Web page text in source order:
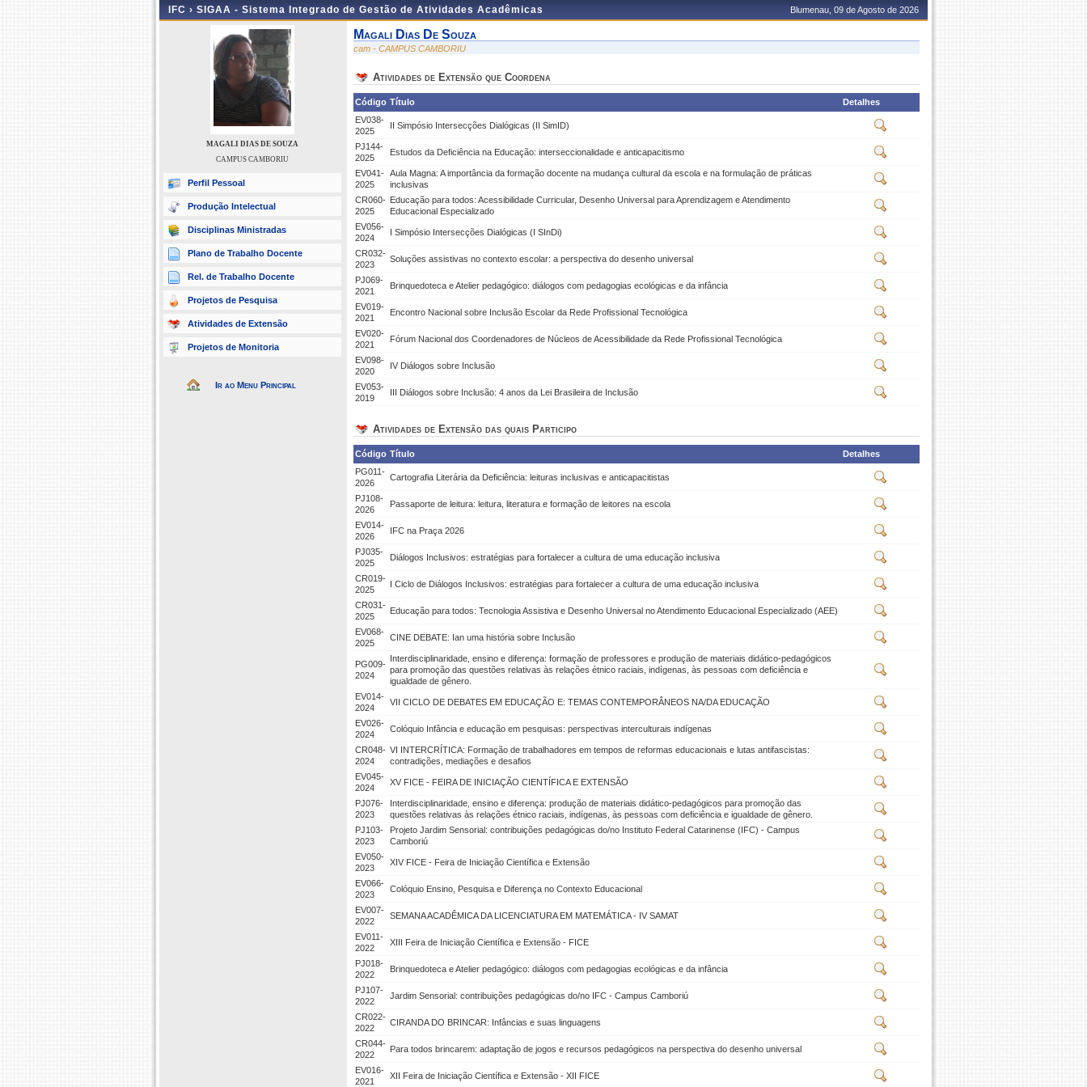
IFC › SIGAA - Sistema Integrado de Gestão de Atividades Acadêmicas Blumenau, 09 de Agosto de 2026
MAGALI DIAS DE SOUZA
CAMPUS CAMBORIU
Perfil Pessoal
Produção Intelectual
Disciplinas Ministradas
Plano de Trabalho Docente
Rel. de Trabalho Docente
Projetos de Pesquisa
Atividades de Extensão
Projetos de Monitoria
Ir ao Menu Principal
Magali Dias De Souza
cam - CAMPUS CAMBORIU
Atividades de Extensão que Coordena
Código Título
Detalhes
EV038-
2025
II Simpósio Intersecções Dialógicas (II SimID)
PJ144-
2025
Estudos da Deficiência na Educação: interseccionalidade e anticapacitismo
EV041-
2025
Aula Magna: A importância da formação docente na mudança cultural da escola e na formulação de práticas
inclusivas
CR060-
2025
Educação para todos: Acessibilidade Curricular, Desenho Universal para Aprendizagem e Atendimento
Educacional Especializado
EV056-
2024
I Simpósio Intersecções Dialógicas (I SInDi)
CR032-
2023
Soluções assistivas no contexto escolar: a perspectiva do desenho universal
PJ069-
2021
Brinquedoteca e Atelier pedagógico: diálogos com pedagogias ecológicas e da infância
EV019-
2021
Encontro Nacional sobre Inclusão Escolar da Rede Profissional Tecnológica
EV020-
2021
Fórum Nacional dos Coordenadores de Núcleos de Acessibilidade da Rede Profissional Tecnológica
EV098-
2020
IV Diálogos sobre Inclusão
EV053-
2019
III Diálogos sobre Inclusão: 4 anos da Lei Brasileira de Inclusão
Atividades de Extensão das quais Participo
Código Título
Detalhes
PG011-
2026
Cartografia Literária da Deficiência: leituras inclusivas e anticapacitistas
PJ108-
2026
Passaporte de leitura: leitura, literatura e formação de leitores na escola
EV014-
2026
IFC na Praça 2026
PJ035-
2025
Diálogos Inclusivos: estratégias para fortalecer a cultura de uma educação inclusiva
CR019-
2025
I Ciclo de Diálogos Inclusivos: estratégias para fortalecer a cultura de uma educação inclusiva
CR031-
2025
Educação para todos: Tecnologia Assistiva e Desenho Universal no Atendimento Educacional Especializado (AEE)
EV068-
2025
CINE DEBATE: Ian uma história sobre Inclusão
PG009-
2024
Interdisciplinaridade, ensino e diferença: formação de professores e produção de materiais didático-pedagógicos
para promoção das questões relativas às relações étnico raciais, indígenas, às pessoas com deficiência e
igualdade de gênero.
EV014-
2024
VII CICLO DE DEBATES EM EDUCAÇÃO E: TEMAS CONTEMPORÂNEOS NA/DA EDUCAÇÃO
EV026-
2024
Colóquio Infância e educação em pesquisas: perspectivas interculturais indígenas
CR048-
2024
VI INTERCRÍTICA: Formação de trabalhadores em tempos de reformas educacionais e lutas antifascistas:
contradições, mediações e desafios
EV045-
2024
XV FICE - FEIRA DE INICIAÇÃO CIENTÍFICA E EXTENSÃO
PJ076-
2023
Interdisciplinaridade, ensino e diferença: produção de materiais didático-pedagógicos para promoção das
questões relativas às relações étnico raciais, indígenas, às pessoas com deficiência e igualdade de gênero.
PJ103-
2023
Projeto Jardim Sensorial: contribuições pedagógicas do/no Instituto Federal Catarinense (IFC) - Campus
Camboriú
EV050-
2023
XIV FICE - Feira de Iniciação Científica e Extensão
EV066-
2023
Colóquio Ensino, Pesquisa e Diferença no Contexto Educacional
EV007-
2022
SEMANA ACADÊMICA DA LICENCIATURA EM MATEMÁTICA - IV SAMAT
EV011-
2022
XIII Feira de Iniciação Científica e Extensão - FICE
PJ018-
2022
Brinquedoteca e Atelier pedagógico: diálogos com pedagogias ecológicas e da infância
PJ107-
2022
Jardim Sensorial: contribuições pedagógicas do/no IFC - Campus Camboriú
CR022-
2022
CIRANDA DO BRINCAR: Infâncias e suas linguagens
CR044-
2022
Para todos brincarem: adaptação de jogos e recursos pedagógicos na perspectiva do desenho universal
EV016-
2021
XII Feira de Iniciação Científica e Extensão - XII FICE